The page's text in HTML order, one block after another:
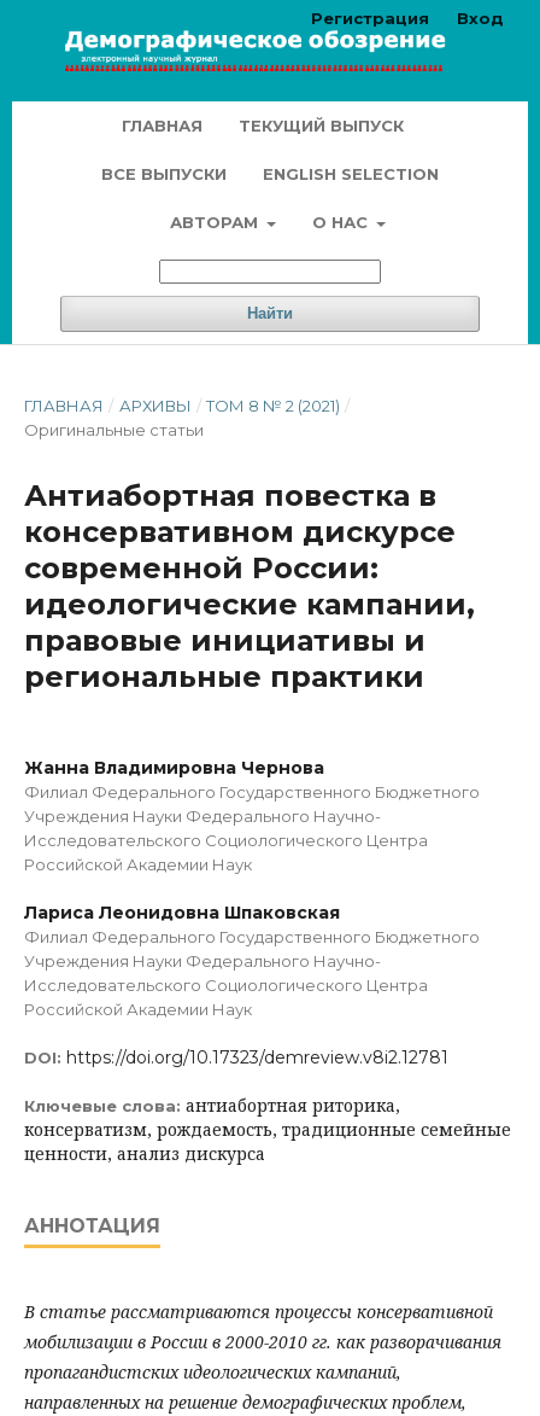
ГЛАВНАЯ ТЕКУЩИЙ ВЫПУСК
ВСЕ ВЫПУСКИ ENGLISH SELECTION
АВТОРАМ О НАС
Найти
Регистрация Вход
ГЛАВНАЯ / АРХИВЫ / ТОМ 8 № 2 (2021) /
Оригинальные статьи
Антиабортная повестка в
консервативном дискурсе
современной России:
идеологические кампании,
правовые инициативы и
региональные практики
Жанна Владимировна Чернова
Филиал Федерального Государственного Бюджетного
Учреждения Науки Федерального Научно-
Исследовательского Социологического Центра
Российской Академии Наук
Лариса Леонидовна Шпаковская
Филиал Федерального Государственного Бюджетного
Учреждения Науки Федерального Научно-
Исследовательского Социологического Центра
Российской Академии Наук
DOI: https://doi.org/10.17323/demreview.v8i2.12781
Ключевые слова: антиабортная риторика,
консерватизм, рождаемость, традиционные семейные
ценности, анализ дискурса
АННОТАЦИЯ
В статье рассматриваются процессы консервативной
мобилизации в России в 2000-2010 гг. как разворачивания
пропагандистских идеологических кампаний,
направленных на решение демографических проблем,